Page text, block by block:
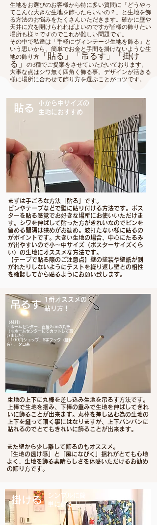
​生地をお選びのお客様から特に多い質問に「どうやっ
てこんな大きな生地を飾ったらいいの？」と生地を飾
る方法のお悩みをたくさんいただきます。確かに壁や
天井に穴を開けられればよいのですが皆様の飾りたい
場所も様々ですのでこれが難しい問題です。
その中で私達は「手軽にヴィンテージ生地を飾る」と
いう思いから、簡単でお金と手間を掛けないような生
地の飾り方
「貼る」「吊るす」「掛け
る」
の3種でご提案をさせていただいております。
大事な点はシワ無く四角く飾る事。デザインが活きる
様に場所に合わせて飾り方を選ぶことがコツです。
​貼る
​小から中サイズの
生地におすすめ
​まずは手ごろな方法「貼る」です。
ピンやテープなどで壁に貼り付ける方法です。ポス
ターを貼る感覚でお好きな場所にお使いいただけま
す。シワを伸ばして貼った方がきれいなのでピンを
留める間隔は狭めがお勧め。波打たない様に貼るの
がポイントです。大きい生地の場合、中心にたるみ
が出やすいので小〜中サイズ（ポスターサイズくら
い）の生地にオススメな方法です。
【テープで貼る際のご注意点】壁の塗装や壁紙が剥
がれたりしないようにテストを繰り返し壁との相性
を確認してから貼るようにお願い致します。
​​吊るす
​1番オススメの
貼り方！
【材料】
・ホームセンター…直径2cmの丸棒
​（※ホームセンターにてカットして貰
いました）
・100円ショップ…S字フック（細い
方）、タコ糸
​​生地の上下に丸棒を差し込み生地を吊るす方法です。
上棒で生地を掴み、下棒の重みで生地を伸ばしてきれ
いに飾ることが出来ます。丸棒を差し込む為の生地の
上下を縫って頂く事にはなりますが、上下パンパンに
貼れるのでとてもきれいに飾ることが出来ます。
また壁から少し離して飾るのもオススメ。
「生地の透け感」と「風になびく」揺れがとても心地
よく、生地を飾る素晴らしさを体感いただけるお勧め
の飾り方です。
​​掛ける
​シンプルに簡
単に飾る！